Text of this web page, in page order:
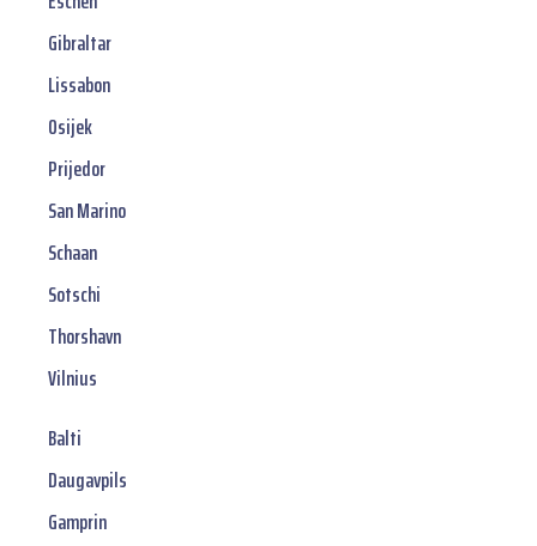
Gibraltar
Lissabon
Osijek
Prijedor
San Marino
Schaan
Sotschi
Thorshavn
Vilnius
Balti
Daugavpils
Gamprin